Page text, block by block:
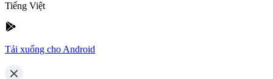
Tiếng Việt
Tải xuống cho Android